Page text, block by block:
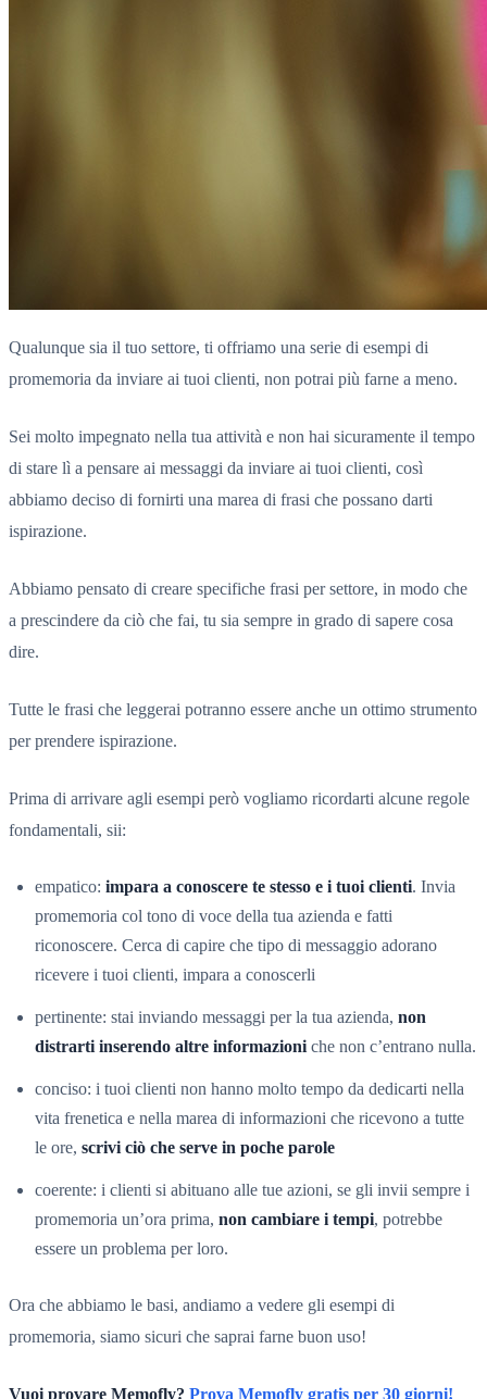
Qualunque sia il tuo settore, ti offriamo una serie di esempi di
promemoria da inviare ai tuoi clienti, non potrai più farne a meno.
Sei molto impegnato nella tua attività e non hai sicuramente il tempo
di stare lì a pensare ai messaggi da inviare ai tuoi clienti, così
abbiamo deciso di fornirti una marea di frasi che possano darti
ispirazione.
Abbiamo pensato di creare specifiche frasi per settore, in modo che
a prescindere da ciò che fai, tu sia sempre in grado di sapere cosa
dire.
Tutte le frasi che leggerai potranno essere anche un ottimo strumento
per prendere ispirazione.
Prima di arrivare agli esempi però vogliamo ricordarti alcune regole
fondamentali, sii:
empatico: impara a conoscere te stesso e i tuoi clienti. Invia
promemoria col tono di voce della tua azienda e fatti
riconoscere. Cerca di capire che tipo di messaggio adorano
ricevere i tuoi clienti, impara a conoscerli
pertinente: stai inviando messaggi per la tua azienda, non
distrarti inserendo altre informazioniche non c’entrano nulla.
conciso: i tuoi clienti non hanno molto tempo da dedicarti nella
vita frenetica e nella marea di informazioni che ricevono a tutte
le ore, scrivi ciò che serve in poche parole
coerente: i clienti si abituano alle tue azioni, se gli invii sempre i
promemoria un’ora prima, non cambiare i tempi, potrebbe
essere un problema per loro.
Ora che abbiamo le basi, andiamo a vedere gli esempi di
promemoria, siamo sicuri che saprai farne buon uso!
Vuoi provare Memofly? Prova Memofly gratis per 30 giorni!